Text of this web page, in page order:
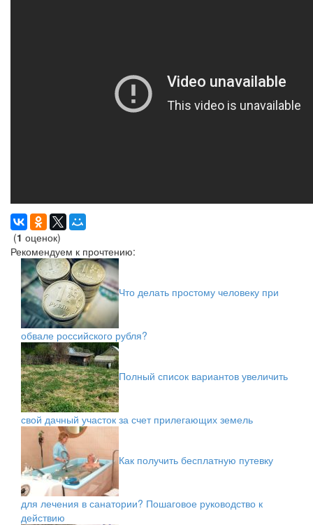
(1 оценок)
Рекомендуем к прочтению:
Что делать простому человеку при
обвале российского рубля?
Полный список вариантов увеличить
свой дачный участок за счет прилегающих земель
Как получить бесплатную путевку
для лечения в санатории? Пошаговое руководство к
действию